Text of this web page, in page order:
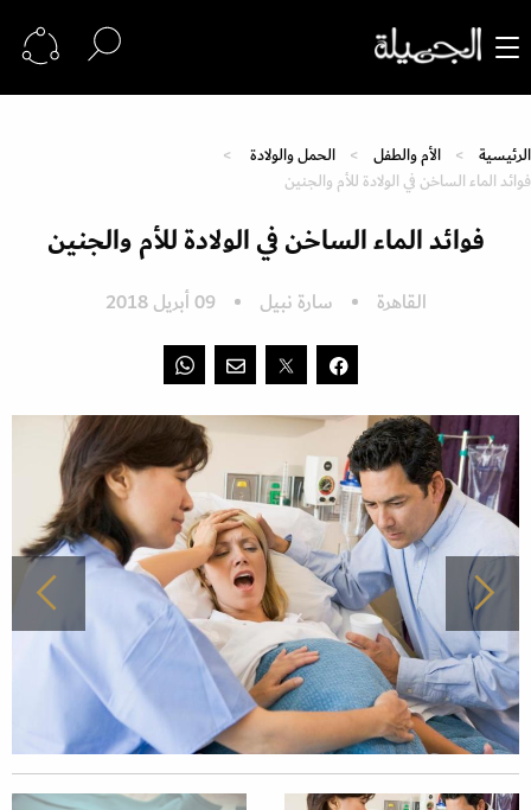
الرئيسية الأم والطفل
الحمل والولادة
فوائد الماء الساخن في الولادة للأم والجنين
فوائد الماء الساخن في الولادة للأم والجنين
القاهرة سارة نبيل 09 أبريل 2018